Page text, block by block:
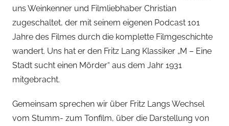
uns Weinkenner und Filmliebhaber Christian
zugeschaltet, der mit seinem eigenen Podcast 101
Jahre des Filmes durch die komplette Filmgeschichte
wandert. Uns hat er den Fritz Lang Klassiker „M – Eine
Stadt sucht einen Mörder“ aus dem Jahr 1931
mitgebracht.
Gemeinsam sprechen wir über Fritz Langs Wechsel
vom Stumm- zum Tonfilm, über die Darstellung von